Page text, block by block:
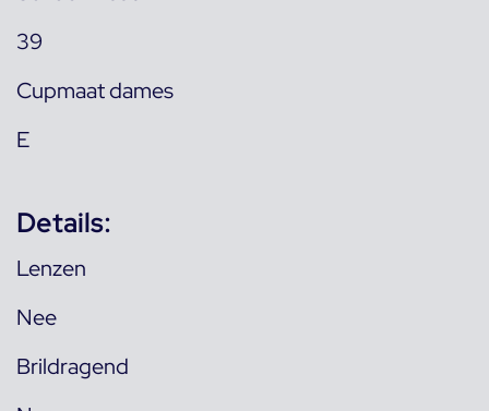
39
Cupmaat dames
E
Details:
Lenzen
Nee
Brildragend